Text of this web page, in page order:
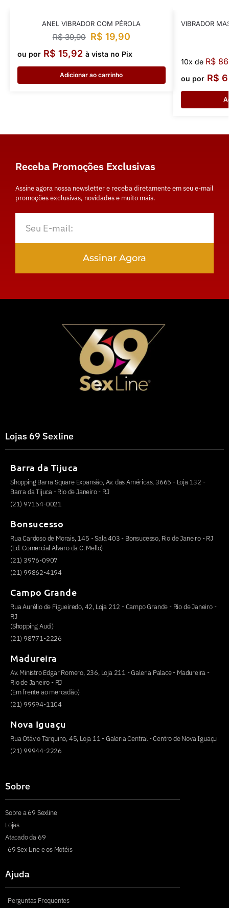
ANEL VIBRADOR COM PÉROLA
R$39,90 R$ 19,90
ou por R$ 15,92 à vista no Pix
Adicionar ao carrinho
VIBRADOR
10x de R$
ou por R$
Receba Promoções Exclusivas
Assine agora nossa newsletter e receba diretamente em seu e-mail
promoções exclusivas, novidades e muito mais.
Assinar Agora
Lojas 69 Sexline
Barra da Tijuca
Shopping Barra Square Expansão, Av. das Américas, 3665 - Loja 132 -
Barra da Tijuca - Rio de Janeiro - RJ
(21) 97154-0021
Bonsucesso
Rua Cardoso de Morais, 145 - Sala 403 - Bonsucesso, Rio de Janeiro - RJ
(Ed. Comercial Alvaro da C. Mello)
(21) 3976-0907
(21) 99862-4194
Campo Grande
Rua Aurélio de Figueiredo, 42, Loja 212 - Campo Grande - Rio de Janeiro -
RJ
(Shopping Audi)
(21) 98771-2226
Madureira
Av. Ministro Edgar Romero, 236, Loja 211 - Galeria Palace - Madureira -
Rio de Janeiro - RJ
(Em frente ao mercadão)
(21) 99994-1104
Nova Iguaçu
Rua Otávio Tarquino, 45, Loja 11 - Galeria Central - Centro de Nova Iguaçu
(21) 99944-2226
Sobre
Sobre a 69 Sexline
Lojas
Atacado da 69
69 Sex Line e os Motéis
Ajuda
Perguntas Frequentes